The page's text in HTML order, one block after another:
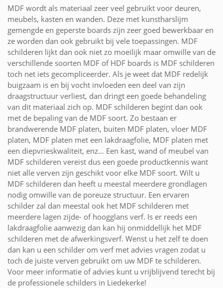
MDF wordt als materiaal zeer veel gebruikt voor deuren,
meubels, kasten en wanden. Deze met kunstharslijm
gemengde en geperste boards zijn zeer goed bewerkbaar en
ze worden dan ook gebruikt bij vele toepassingen. MDF
schilderen lijkt dan ook niet zo moeilijk maar omwille van de
verschillende soorten MDF of HDF boards is MDF schilderen
toch net iets gecompliceerder. Als je weet dat MDF redelijk
buigzaam is en bij vocht invloeden een deel van zijn
draagstructuur verliest, dan dringt een goede behandeling
van dit materiaal zich op. MDF schilderen begint dan ook
met de bepaling van de MDF soort. Zo bestaan er
brandwerende MDF platen, buiten MDF platen, vloer MDF
platen, MDF platen met een lakdraagfolie, MDF platen met
een diepvrieskwaliteit, enz… Een kast, wand of meubel van
MDF schilderen vereist dus een goede productkennis want
niet alle verven zijn geschikt voor elke MDF soort. Wilt u
MDF schilderen dan heeft u meestal meerdere grondlagen
nodig omwille van de poreuze structuur. Een ervaren
schilder zal dan meestal ook het MDF schilderen met
meerdere lagen zijde- of hoogglans verf. Is er reeds een
lakdraagfolie aanwezig dan kan hij onmiddellijk het MDF
schilderen met de afwerkingsverf. Wenst u het zelf te doen
dan kan u een schilder om verf met advies vragen zodat u
toch de juiste verven gebruikt om uw MDF te schilderen.
Voor meer informatie of advies kunt u vrijblijvend terecht bij
de professionele schilders in Liedekerke!